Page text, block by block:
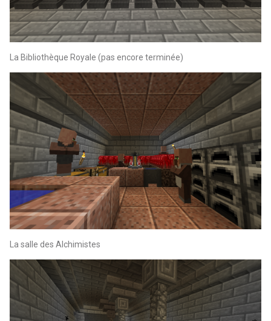
La Bibliothèque Royale (pas encore terminée)
La salle des Alchimistes